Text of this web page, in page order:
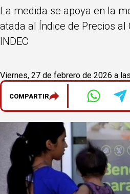
La medida se apoya en la
atada al Índice de Precios al
INDEC
Viernes, 27 de febrero de 2026 a
COMPARTIR